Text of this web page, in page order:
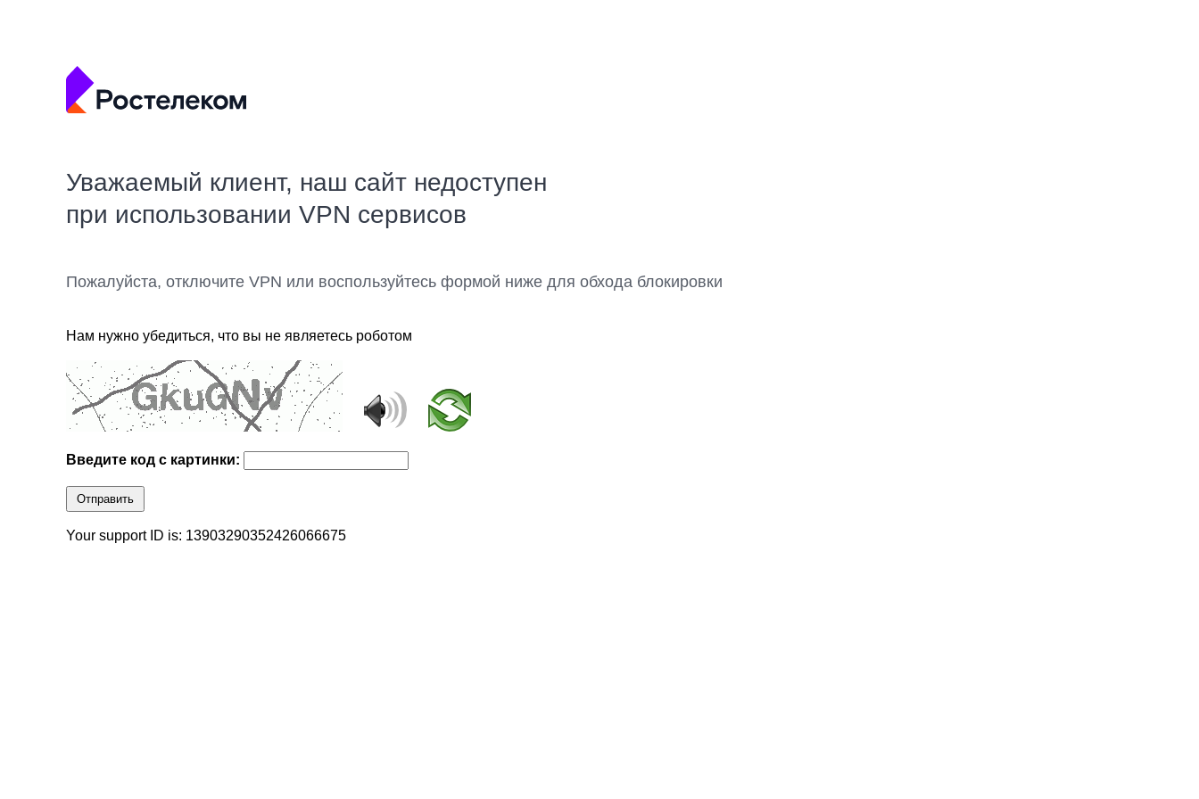
Уважаемый клиент, наш сайт недоступен
при использовании VPN сервисов
Пожалуйста, отключите VPN или воспользуйтесь формой ниже для обхода блокировки
Нам нужно убедиться, что вы не являетесь роботом
Введите код с картинки:
Отправить
Your support ID is: 13903290352426066675